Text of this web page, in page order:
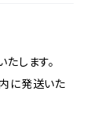
します。
に発送いた